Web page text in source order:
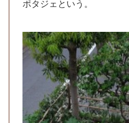
ポタジェという。